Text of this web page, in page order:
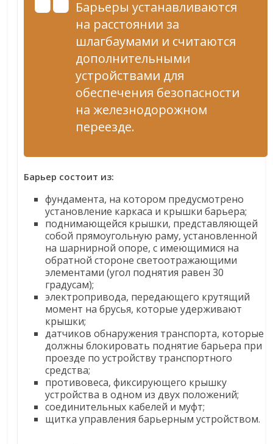
Барьеры устанавливаются
на расстоянии за
шлагбаумами и считаются
дополнительными
устройствами для
обеспечения безопасности
на железнодорожном
переезде.
Барьер состоит из:
фундамента, на котором предусмотрено
установление каркаса и крышки барьера;
поднимающейся крышки, представляющей
собой прямоугольную раму, установленной
на шарнирной опоре, с имеющимися на
обратной стороне светоотражающими
элементами (угол поднятия равен 30
градусам);
электропривода, передающего крутящий
момент на брусья, которые удерживают
крышки;
датчиков обнаружения транспорта, которые
должны блокировать поднятие барьера при
проезде по устройству транспортного
средства;
противовеса, фиксирующего крышку
устройства в одном из двух положений;
соединительных кабелей и муфт;
щитка управления барьерным устройством.